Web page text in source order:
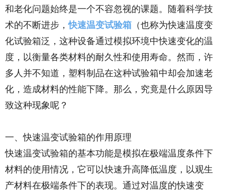
和老化问题始终是一个不容忽视的课题。随着科学技
术的不断进步，快速温变试验箱 （也称为快速温度变
化试验箱泛，这种设备通过模拟环境中快速变化的温
度，以衡量各类材料的耐久性和使用寿命。然而，许
多人并不知道，塑料制品在这种试验箱中却会加速老
化，造成材料的性能下降。那么，究竟是什么原因导
致这种现象呢？
一、快速温变试验箱的作用原理
快速温变试验箱的基本功能是模拟在极端温度条件下
材料的使用情况，它可以快速升高降低温度，以观生
产材料在极端条件下的表现。通过对温度的快速变